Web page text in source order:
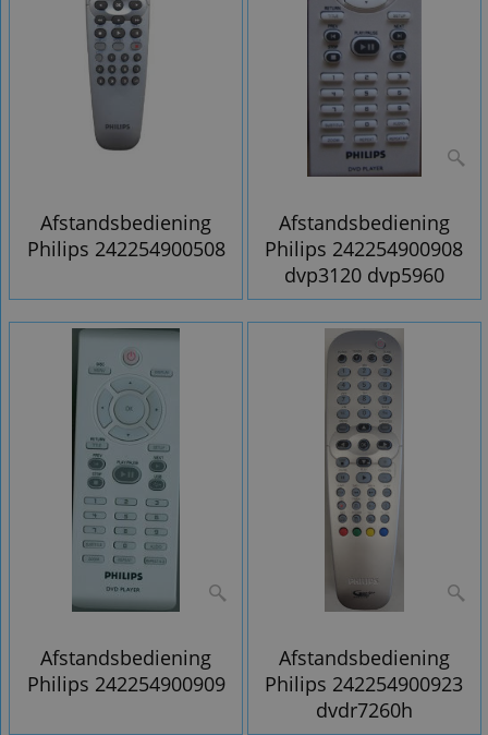
Afstandsbediening
Philips 242254900508
Afstandsbediening
Philips 242254900908
dvp3120 dvp5960
Afstandsbediening
Philips 242254900909
Afstandsbediening
Philips 242254900923
dvdr7260h